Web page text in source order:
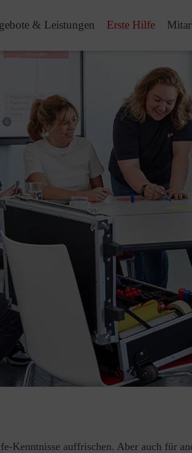
& Leistungen Erste Hilfe
Kenntnisse auffrischen. Aber auch für